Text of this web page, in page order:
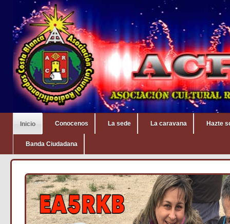
Inicio Conocenos La sede La caravana Hazte
Banda Ciudadana